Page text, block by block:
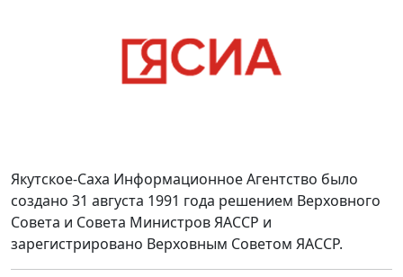
Якутское-Саха Информационное Агентство было
создано 31 августа 1991 года решением Верховного
Совета и Совета Министров ЯАССР и
зарегистрировано Верховным Советом ЯАССР.